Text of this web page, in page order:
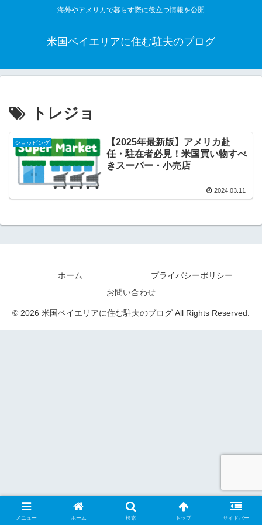
海外やアメリカで暮らす際に役立つ情報を公開
米国ベイエリアに住む駐夫のブログ
トレジョ
ショッピング
【2025年最新版】アメリカ赴
任・駐在者必見！米国買い物すべ
きスーパー・小売店
2024.03.11
ホーム
プライバシーポリシー
お問い合わせ
© 2026 米国ベイエリアに住む駐夫のブログ All Rights Reserved.
メニュー ホーム 検索 トップ サイドバー